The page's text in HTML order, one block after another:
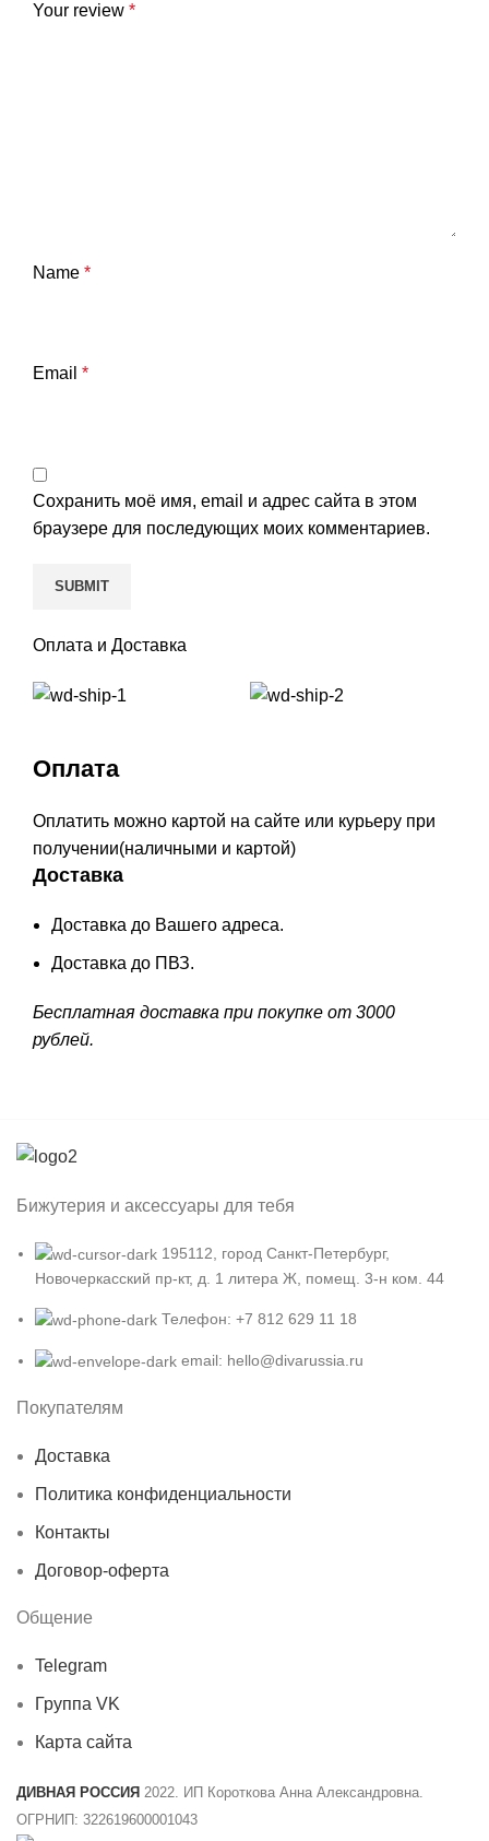
Your review *
Name *
Email *
Сохранить моё имя, email и адрес сайта в этом
браузере для последующих моих комментариев.
Оплата и Доставка
Оплата
Оплатить можно картой на сайте или курьеру при
получении(наличными и картой)
Доставка
Доставка до Вашего адреса.
Доставка до ПВЗ.
Бесплатная доставка при покупке от 3000
рублей.
Бижутерия и аксессуары для тебя
195112, город Санкт-Петербург,
Новочеркасский пр-кт, д. 1 литера Ж, помещ. 3-н ком. 44
Телефон: +7 812 629 11 18
email: hello@divarussia.ru
Покупателям
Доставка
Политика конфиденциальности
Контакты
Договор-оферта
Общение
Telegram
Группа VK
Карта сайта
ДИВНАЯ РОССИЯ 2022. ИП Короткова Анна Александровна.
ОГРНИП: 322619600001043